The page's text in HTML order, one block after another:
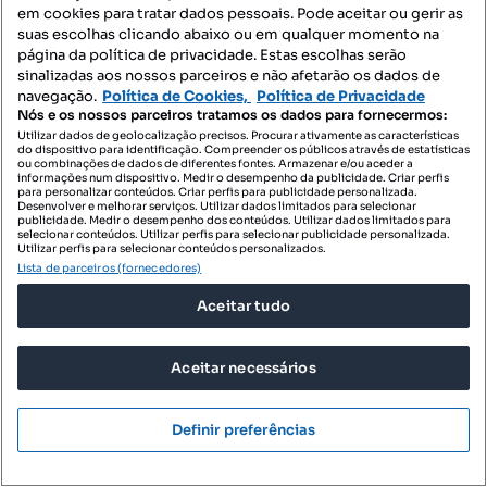
Localizações recomendadas
Apartamentos para comprar - Porto
Imóveis para comprar - Estação
T0 para comprar - Estação
Moradias para comprar - Estação
em cookies para tratar dados pessoais. Pode aceitar ou gerir as
suas escolhas clicando abaixo ou em qualquer momento na
página da política de privacidade. Estas escolhas serão
sinalizadas aos nossos parceiros e não afetarão os dados de
navegação. Política de Cookies, Política de Privacidade
Nós e os nossos parceiros tratamos os dados para fornecermos:
Utilizar dados de geolocalização precisos. Procurar ativamente as características
do dispositivo para identificação. Compreender os públicos através de estatísticas
ou combinações de dados de diferentes fontes. Armazenar e/ou aceder a
informações num dispositivo. Medir o desempenho da publicidade. Criar perfis
para personalizar conteúdos. Criar perfis para publicidade personalizada.
Desenvolver e melhorar serviços. Utilizar dados limitados para selecionar
publicidade. Medir o desempenho dos conteúdos. Utilizar dados limitados para
selecionar conteúdos. Utilizar perfis para selecionar publicidade personalizada.
Utilizar perfis para selecionar conteúdos personalizados.
Lista de parceiros (fornecedores)
Aceitar tudo
Aceitar necessários
Definir preferências